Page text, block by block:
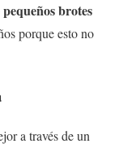
brotes
porque esto no
a través de un